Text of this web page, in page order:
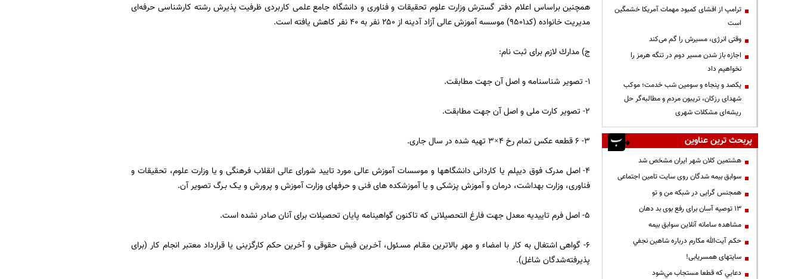
همچنین براساس اعلام دفتر گسترش وزارت علوم تحقیقات و فناوری و دانشگاه جامع علمی كاربردی ظرفیت پذیرش رشته كارشناسی حرفه‌ای
مدیریت خانواده (كد۹۵۰۱) موسسه آموزش عالی آزاد آدینه از ۲۵۰ نفر به ۴۰ نفر كاهش یافته است.
ج) مدارك لازم برای ثبت­ نام:
۱- تصویر شناسنامه و اصل آن جهت مطابقت.
۲- تصویر كارت ملی و اصل آن جهت مطابقت.
۳- ۶ قطعه عکس تمام رخ ۴×۳ تهیه شده در سال جاری.
۴- اصل مدرک فوق دیپلم یا کاردانی دانشگاه­ها و موسسات آموزش عالی مورد تایید شورای عالی انقلاب فرهنگی و یا وزارت علوم، تحقیقات و
فناوری، وزارت بهداشت، درمان و آموزش پزشکی و یا آموزشکده­ های فنی و حرفه­ای وزارت آموزش و پرورش و یـک بـرگ تصویر آن.
۵- اصل فرم تاییدیه معدل جهت فارغ التحصیلانی كه تاكنون گواهینامه پایان تحصیلات برای آنان صادر نشده است.
۶- گواهی اشتغال به کار با امضاء و مهر بالاترین مقـام مسـئول، آخـرین فیش حقوقی و آخرین حکم کارگزینی یا قرارداد معتبر انجام کار (برای
پذیرفته‌شدگان شاغل).
ترامپ از افشای کمبود مهمات آمریکا خشمگین
است
وقتی انرژی، مسیرش را گم می‌کند
اجازه باز شدن مسیر دوم در تنگه هرمز را
نخواهیم داد
یکصد و پنجاه و سومین شب خدمت؛ موکب
شهدای رزکان، تریبون مردم و مطالبه‌گر حل
ریشه‌ای مشکلات شهری
پربحث ترین عناوین
هشتمین کلان شهر ایران مشخص شد
سوابق بیمه شدگان روی سایت تامین اجتماعی
همجنس گرایی در شبکه من و تو
13 توصیه آسان برای رفع بوی بد دهان
مشاهده سامانه آنلاين سوابق بیمه
حكم آيت‌الله مكارم درباره شاهين نجفي
سایتهای همسریابی!
دعايي كه قطعا مستجاب مي‌شود